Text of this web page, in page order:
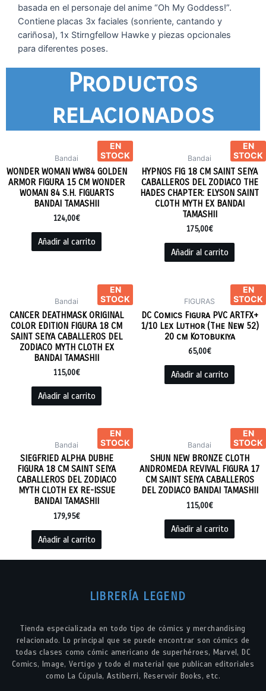
basada en el personaje del anime “Oh My Goddess!”.
Contiene placas 3x faciales (sonriente, cantando y
cariñosa), 1x Stirngfellow Hawke y piezas opcionales
para diferentes poses.
Productos
relacionados
EN
STOCK
Bandai
WONDER WOMAN WW84 GOLDEN
ARMOR FIGURA 15 CM WONDER
WOMAN 84 S.H. FIGUARTS
BANDAI TAMASHII
124,00€
Añadir al carrito
EN
STOCK
Bandai
HYPNOS FIG 18 CM SAINT SEIYA
CABALLEROS DEL ZODIACO THE
HADES CHAPTER: ELYSON SAINT
CLOTH MYTH EX BANDAI
TAMASHII
175,00€
Añadir al carrito
EN
STOCK
Bandai
CANCER DEATHMASK ORIGINAL
COLOR EDITION FIGURA 18 CM
SAINT SEIYA CABALLEROS DEL
ZODIACO MYTH CLOTH EX
BANDAI TAMASHII
115,00€
Añadir al carrito
EN
STOCK
FIGURAS
DC Comics Figura PVC ARTFX+
1/10 Lex Luthor (The New 52)
20 cm Kotobukiya
65,00€
Añadir al carrito
EN
STOCK
Bandai
SIEGFRIED ALPHA DUBHE
FIGURA 18 CM SAINT SEIYA
CABALLEROS DEL ZODIACO
MYTH CLOTH EX RE-ISSUE
BANDAI TAMASHII
179,95€
Añadir al carrito
EN
STOCK
Bandai
SHUN NEW BRONZE CLOTH
ANDROMEDA REVIVAL FIGURA 17
CM SAINT SEIYA CABALLEROS
DEL ZODIACO BANDAI TAMASHII
115,00€
Añadir al carrito
LIBRERÍA LEGEND
Tienda especializada en todo tipo de cómics y merchandising
relacionado. Lo principal que se puede encontrar son cómics de
todas clases como cómic americano de superhéroes, Marvel, DC
Comics, Image, Vertigo y todo el material que publican editoriales
como La Cúpula, Astiberri, Reservoir Books, etc.